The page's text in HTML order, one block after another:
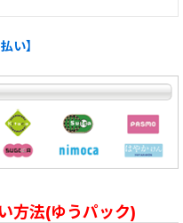
い】
方法(ゆうパック)